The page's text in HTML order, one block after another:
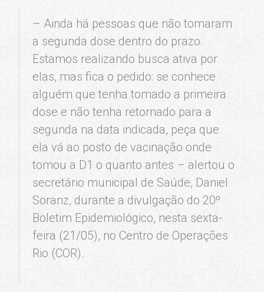
– Ainda há pessoas que não tomaram
a segunda dose dentro do prazo.
Estamos realizando busca ativa por
elas, mas fica o pedido: se conhece
alguém que tenha tomado a primeira
dose e não tenha retornado para a
segunda na data indicada, peça que
ela vá ao posto de vacinação onde
tomou a D1 o quanto antes – alertou o
secretário municipal de Saúde, Daniel
Soranz, durante a divulgação do 20º
Boletim Epidemiológico, nesta sexta-
feira (21/05), no Centro de Operações
Rio (COR).